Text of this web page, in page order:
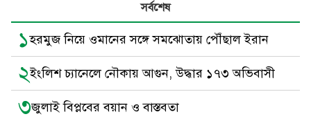
সর্বশেষ
১হরমুজ নিয়ে ওমানের সঙ্গে সমঝোতায় পৌঁছাল ইরান
২ইংলিশ চ্যানেলে নৌকায় আগুন, উদ্ধার ১৭৩ অভিবাসী
৩জুলাই বিপ্লবের বয়ান ও বাস্তবতা